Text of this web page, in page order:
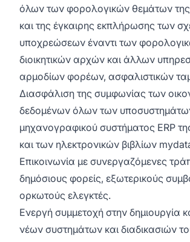
όλων των φορολογικών θεμάτων της
και της έγκαιρης εκπλήρωσης των
υποχρεώσεων έναντι των
διοικητικών αρχών και άλλων
αρμοδίων φορέων, ασφαλιστικών
Διασφάλιση της συμφωνίας των
δεδομένων όλων των
μηχανογραφικού συστήματος ERP
και των ηλεκτρονικών βιβλίων
Επικοινωνία με συνεργαζόμενες
δημόσιους φορείς, εξωτερικούς
ορκωτούς ελεγκτές.
Ενεργή συμμετοχή στην δημιουργία
νέων συστημάτων και διαδικασιών